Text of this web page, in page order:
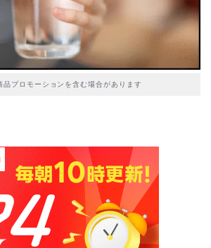
品プロモーションを含む場合があります